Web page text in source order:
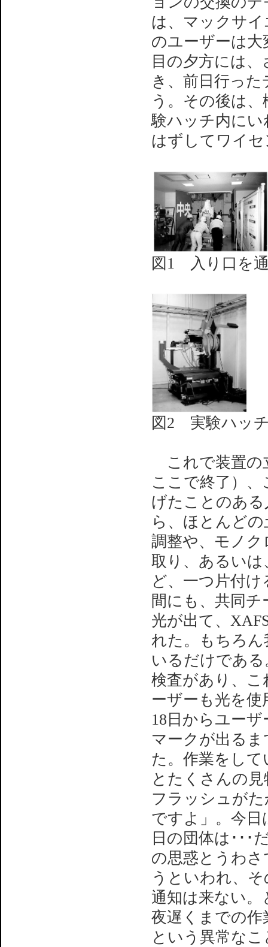
は、マックサ
のユーザーは
目の夕方には
き、前日行っ
う。その後は
験ハッチ内にい
はずしてワイ
図1 入り口を
図2 実験ハッ
これで装置の
ここで終了）
げたことのあ
ら、ほとんど
調整や、モノ
取り、あるい
ど、一つ片付
間にも、共同
光が出て、
れた。もちろ
いるだけである
検査があり、
ーザーも光を
18日からユー
マークが出る
た。作業をし
とたくさんの
フラッシュが
ですよ」。今
日の団体は･･･
の思惑とうわ
うといわれ、
通知は来ない
夜遅くまでの作
という異常な